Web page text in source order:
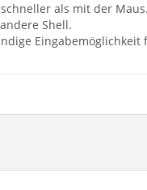
als mit der
Shell.
Eingabemöglichkeit